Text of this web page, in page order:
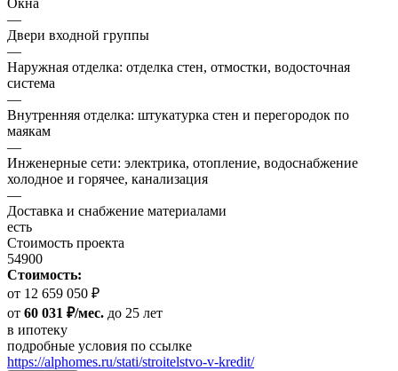
Окна
—
Двери входной группы
—
Наружная отделка: отделка стен, отмостки, водосточная
система
—
Внутренняя отделка: штукатурка стен и перегородок по
маякам
—
Инженерные сети: электрика, отопление, водоснабжение
холодное и горячее, канализация
—
Доставка и снабжение материалами
есть
Стоимость проекта
54900
Стоимость:
от 12 659 050 ₽
от 60 031 ₽/мес. до 25 лет
в ипотеку
подробные условия по ссылке
https://alphomes.ru/stati/stroitelstvo-v-kredit/